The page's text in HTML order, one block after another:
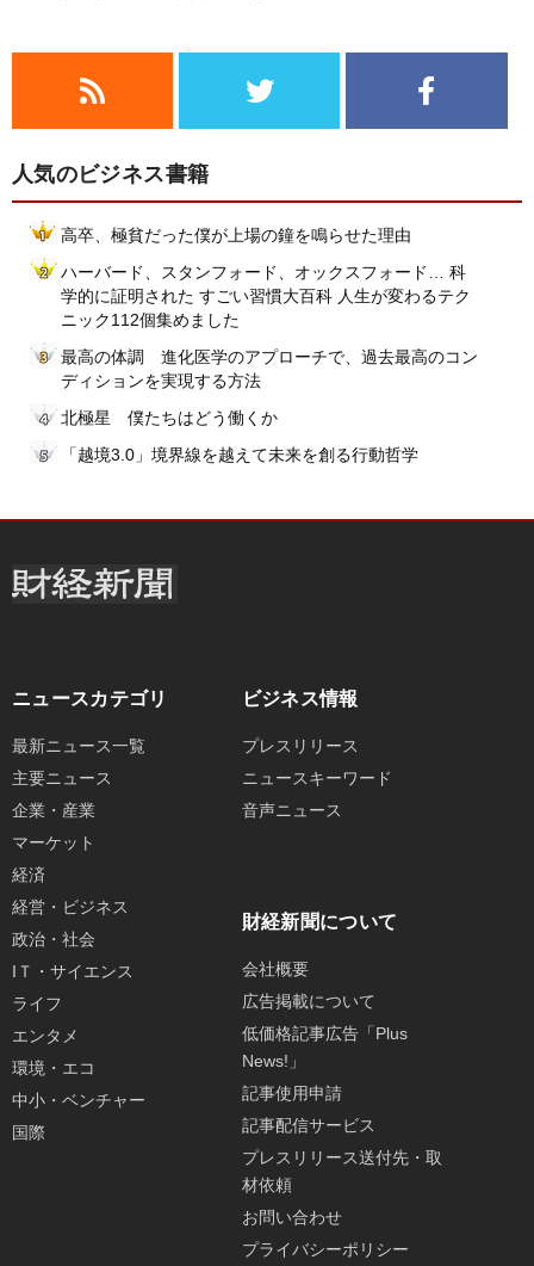
人気のビジネス書籍
高卒、極貧だった僕が上場の鐘を鳴らせた理由
ハーバード、スタンフォード、オックスフォード… 科
学的に証明された すごい習慣大百科 人生が変わるテク
ニック112個集めました
最高の体調 進化医学のアプローチで、過去最高のコン
ディションを実現する方法
北極星 僕たちはどう働くか
「越境3.0」境界線を越えて未来を創る行動哲学
ニュースカテゴリ
最新ニュース一覧
主要ニュース
企業・産業
マーケット
経済
経営・ビジネス
政治・社会
IＴ・サイエンス
ライフ
エンタメ
環境・エコ
中小・ベンチャー
国際
ビジネス情報
プレスリリース
ニュースキーワード
音声ニュース
財経新聞について
会社概要
広告掲載について
低価格記事広告「Plus
News!」
記事使用申請
記事配信サービス
プレスリリース送付先・取
材依頼
お問い合わせ
プライバシーポリシー